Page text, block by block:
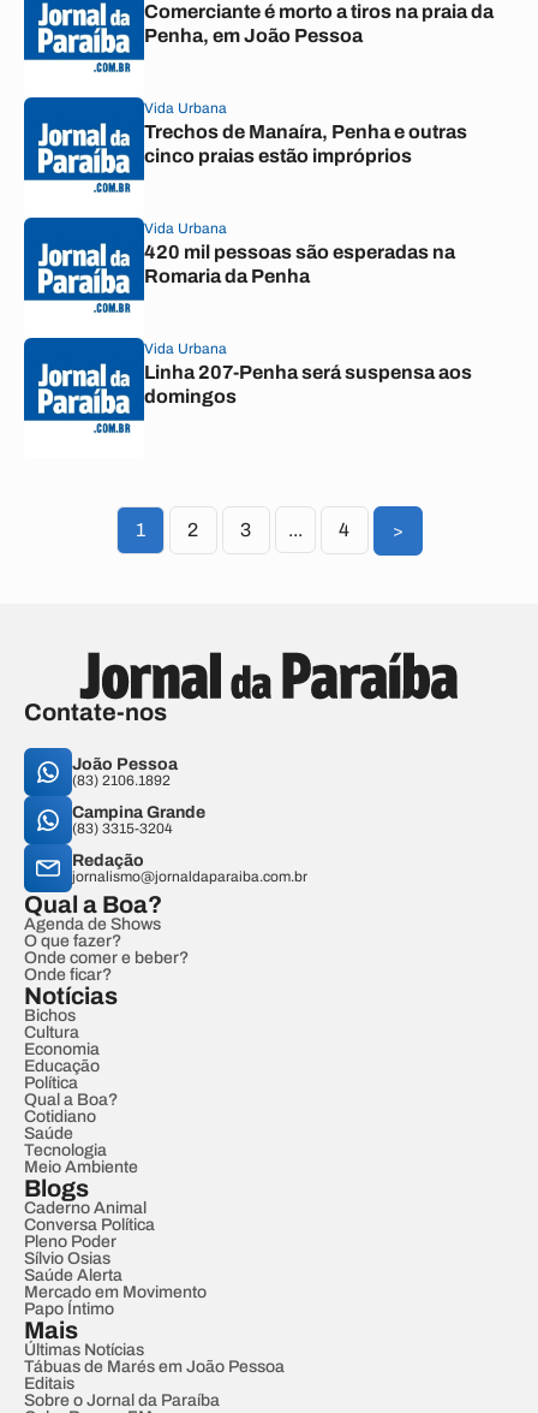
Comerciante é morto a tiros na praia da
Penha, em João Pessoa
Vida Urbana
Trechos de Manaíra, Penha e outras
cinco praias estão impróprios
Vida Urbana
420 mil pessoas são esperadas na
Romaria da Penha
Vida Urbana
Linha 207-Penha será suspensa aos
domingos
1 2 3 ... 4 >
Contate-nos
João Pessoa
(83) 2106.1892
Campina Grande
(83) 3315-3204
Redação
jornalismo@jornaldaparaiba.com.br
Qual a Boa?
Agenda de Shows
O que fazer?
Onde comer e beber?
Onde ficar?
Notícias
Bichos
Cultura
Economia
Educação
Política
Qual a Boa?
Cotidiano
Saúde
Tecnologia
Meio Ambiente
Blogs
Caderno Animal
Conversa Política
Pleno Poder
Sílvio Osias
Saúde Alerta
Mercado em Movimento
Papo Íntimo
Mais
Últimas Notícias
Tábuas de Marés em João Pessoa
Editais
Sobre o Jornal da Paraíba